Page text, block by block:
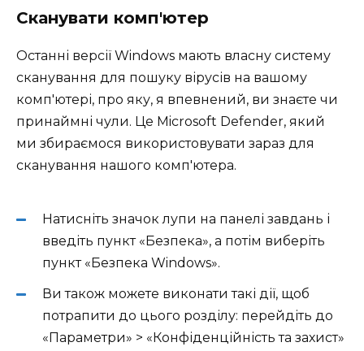
Сканувати комп'ютер
Останні версії Windows мають власну систему
сканування для пошуку вірусів на вашому
комп'ютері, про яку, я впевнений, ви знаєте чи
принаймні чули. Це Microsoft Defender, який
ми збираємося використовувати зараз для
сканування нашого комп'ютера.
Натисніть значок лупи на панелі завдань і
введіть пункт «Безпека», а потім виберіть
пункт «Безпека Windows».
Ви також можете виконати такі дії, щоб
потрапити до цього розділу: перейдіть до
«Параметри» > «Конфіденційність та захист»